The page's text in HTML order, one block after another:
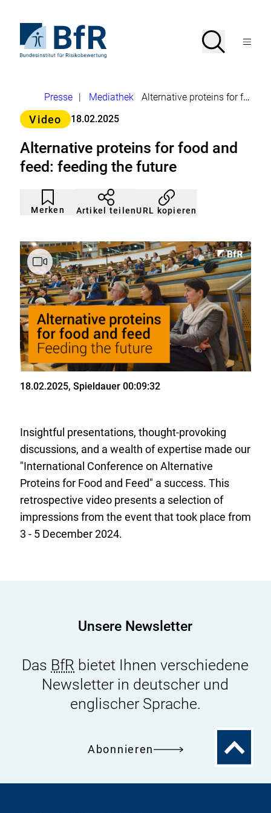
Seiteninhalt
springenStartseite
von
Risikobewertung
Suche
SucheMenü
Brotkrumennavigation
Presse Mediathek
Alternative proteins for food and feed: feeding the future
Kategorie>
Video 18.02.2025
Alternative proteins for food and
feed: feeding the future
Merken
Artikel
nicht
gemerkt
Durch
Klicken
der
Artikel teilenURL kopieren
Stand
18.02.2025, Spieldauer 00:09:32
Insightful presentations, thought-provoking
discussions, and a wealth of expertise made our
"International Conference on Alternative
Proteins for Food and Feed" a success. This
retrospective video presents a selection of
impressions from the event that took place from
3 - 5 December 2024.
o
Unsere Newsletter
Das BfR bietet Ihnen verschiedene
Newsletter in deutscher und
englischer Sprache.
Abonnieren
Zum